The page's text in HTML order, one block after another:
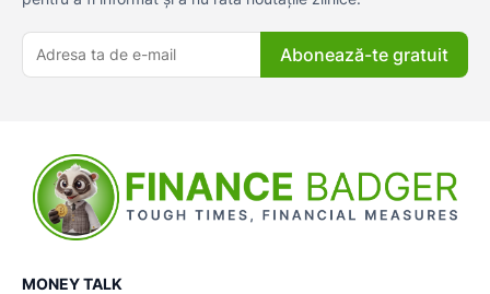
Abonează-te gratuit
MONEY TALK